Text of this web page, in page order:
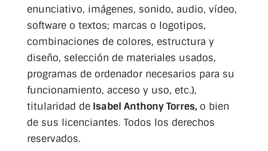
enunciativo, imágenes, sonido, audio, vídeo,
software o textos; marcas o logotipos,
combinaciones de colores, estructura y
diseño, selección de materiales usados,
programas de ordenador necesarios para su
funcionamiento, acceso y uso, etc.),
titularidad deIsabel Anthony Torres, o bien
de sus licenciantes. Todos los derechos
reservados.